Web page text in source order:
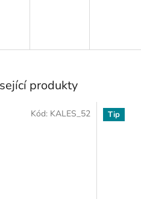
produkty
Kód: KALES_52 Tip